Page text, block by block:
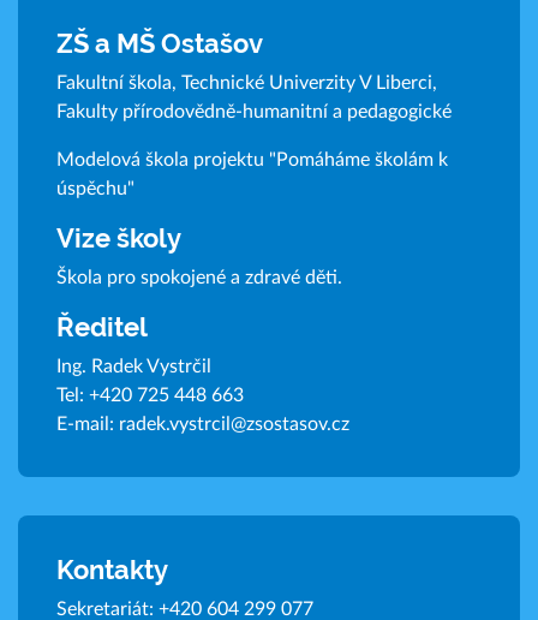
ZŠ a MŠ Ostašov
Fakultní škola, Technické Univerzity V Liberci,
Fakulty přírodovědně-humanitní a pedagogické
Modelová škola projektu "Pomáháme školám k
úspěchu"
Vize školy
Škola pro spokojené a zdravé děti.
Ředitel
Ing. Radek Vystrčil
Tel: +420 725 448 663
E-mail: radek.vystrcil@zsostasov.cz
Kontakty
Sekretariát: +420 604 299 077